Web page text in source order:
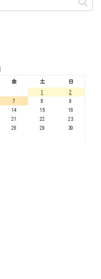
金 土 日
1
2
7 8
9
14 15
16
21 22
23
28 29
30